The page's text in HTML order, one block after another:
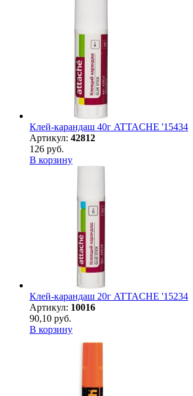
Клей-карандаш 40г ATTACHE '15434
Артикул: 42812
126 руб.
В корзину
Клей-карандаш 20г ATTACHE '15234
Артикул: 10016
90,10 руб.
В корзину